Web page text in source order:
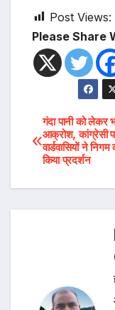
Post Views:
Please Share
Post
गंदा पानी को लेकर
आक्रोश, कांग्रेसी
वार्डवासियों ने निगम
किया प्रदर्शन